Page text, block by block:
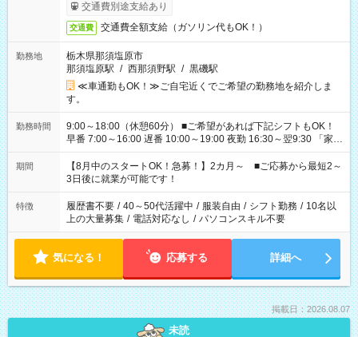
交通費別途支給あり
交通費 交通費全額支給（ガソリン代もOK！）
勤務地
栃木県那須塩原市
那須塩原駅 / 西那須野駅 / 黒磯駅
≪車通勤もOK！≫ご自宅近くでご希望の勤務地を紹介しま
す。
勤務時間
9:00～18:00（休憩60分） ■ご希望があれば下記シフトもOK！
早番 7:00～16:00 遅番 10:00～19:00 夜勤 16:30～翌9:30 「家族
と休みを合わせたい」 「余裕を持って夕飯の準備がしたい」
「できれば残業はしたくない」 など、ご希望を教えてください
ね。 ※Wワーク希望の方へ 今ご覧のお仕事で希望する勤務時間
と、もう1つのお仕事の勤務時間。 合計で週40時間を超える場
合は応募できません。
期間
【8月中のスタートOK！急募！】2カ月～ ■ご応募から最短2～
3日後に就業が可能です！
特徴 履歴書不要 / 40～50代活躍中 / 服装自由 / シフト勤務 / 10名以
上の大量募集 / 電話対応なし / パソコンスキル不要
気になる！ 応募する 詳細へ
掲載日：2026.08.07
未読